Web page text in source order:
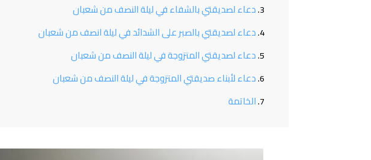
دعاء لصديقتي بالشفاء في ليلة النصف من شعبان
دعاء لصديقتي بالصبر على الشدائد في ليلة انصف من شعبان
دعاء لصديقتي المتزوجة في ليلة النصف من شعبان
دعاء لأبناء صديقتي المتزوجة في ليلة النصف من شعبان
الخاتمة